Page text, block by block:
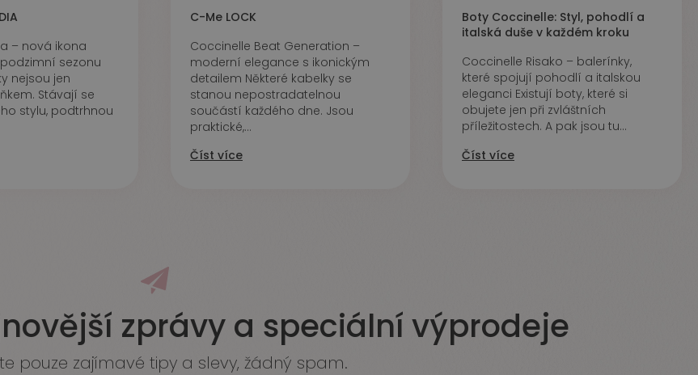
– nová ikona
sezonu
nejsou jen
Stávají se
stylu, podtrhnou
C-Me LOCK
Coccinelle Beat Generation –
moderní elegance s ikonickým
detailem Některé kabelky se
stanou nepostradatelnou
součástí každého dne. Jsou
praktické,...
Číst více
Boty Coccinelle: Styl, pohodlí a
italská duše v každém kroku
Coccinelle Risako – balerínky,
které spojují pohodlí a italskou
eleganci Existují boty, které si
obujete jen při zvláštních
příležitostech. A pak jsou tu...
Číst více
zprávy a speciální výprodeje
pouze zajímavé tipy a slevy, žádný spam.